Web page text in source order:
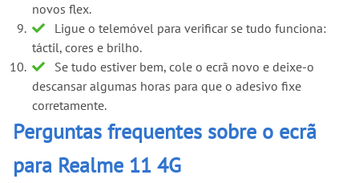
novos flex.
Ligue o telemóvel para verificar se tudo funciona:
táctil, cores e brilho.
Se tudo estiver bem, cole o ecrã novo e deixe-o
descansar algumas horas para que o adesivo fixe
corretamente.
Perguntas frequentes sobre o ecrã
para Realme 11 4G